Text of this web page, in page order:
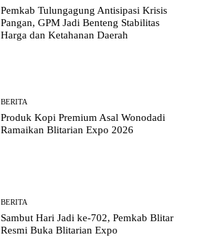
Pemkab Tulungagung Antisipasi Krisis
Pangan, GPM Jadi Benteng Stabilitas
Harga dan Ketahanan Daerah
BERITA
Produk Kopi Premium Asal Wonodadi
Ramaikan Blitarian Expo 2026
BERITA
Sambut Hari Jadi ke-702, Pemkab Blitar
Resmi Buka Blitarian Expo